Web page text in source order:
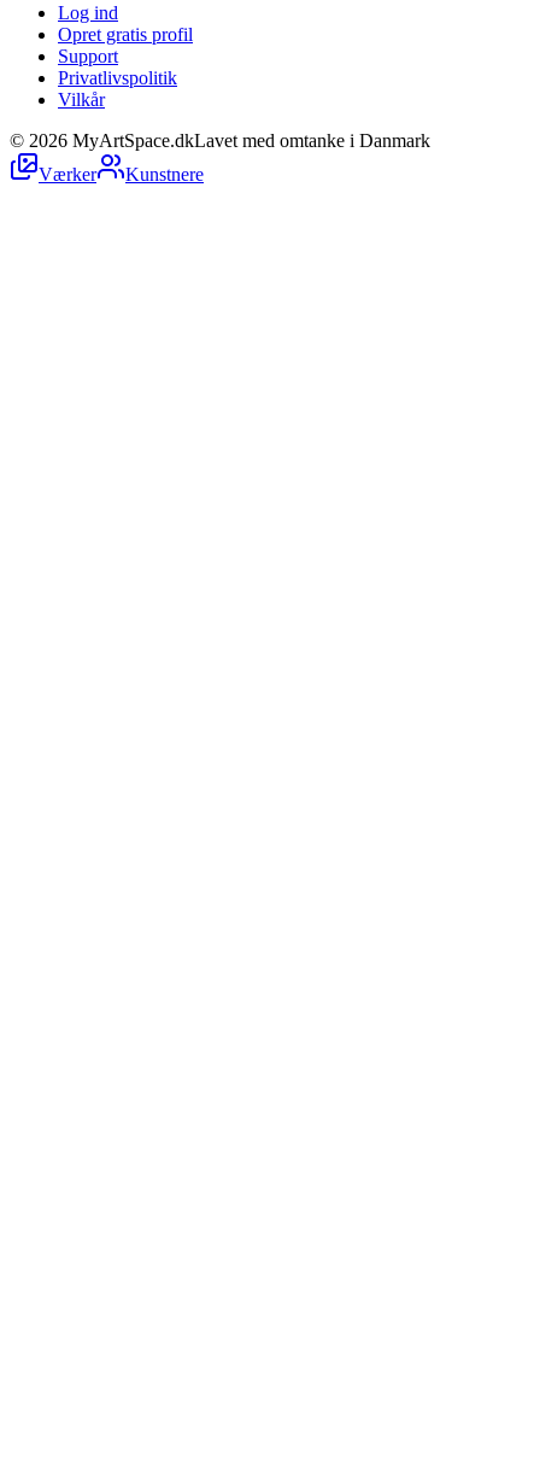
Log ind
Opret gratis profil
Support
Privatlivspolitik
Vilkår
© 2026 MyArtSpace.dkLavet med omtanke i Danmark
Værker
Kunstnere